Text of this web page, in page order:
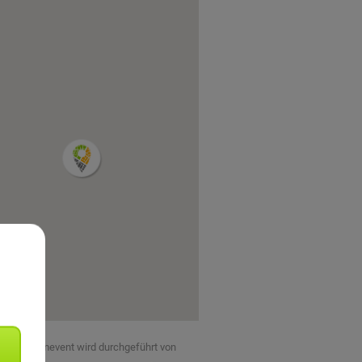
Teamevent wird durchgeführt von